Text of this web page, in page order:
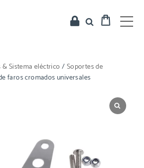
& Sistema eléctrico /Soportes de
faros cromados universales